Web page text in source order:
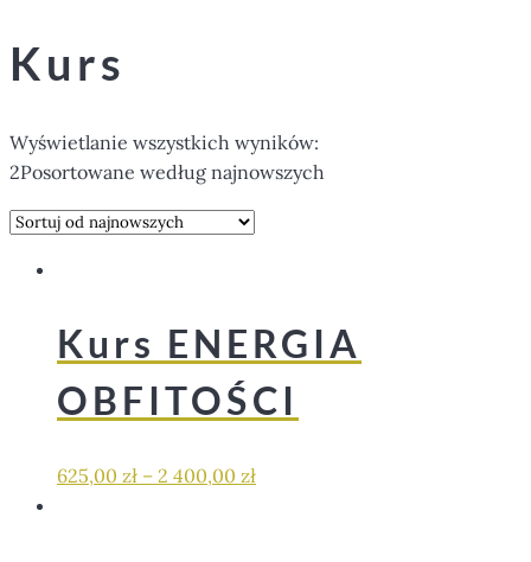
Kurs
Wyświetlanie wszystkich wyników:
2Posortowane według najnowszych
Kurs ENERGIA
OBFITOŚCI
625,00 zł – 2 400,00 zł